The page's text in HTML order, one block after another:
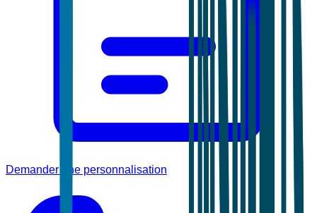
Demander une personnalisation